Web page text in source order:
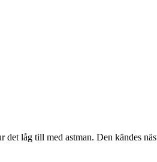
det låg till med astman. Den kändes